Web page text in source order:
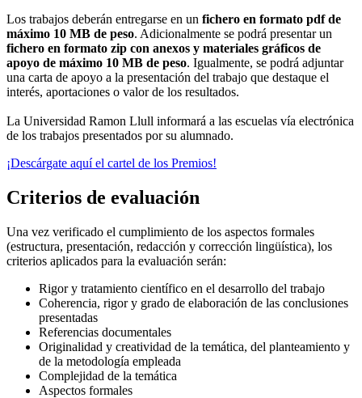
Los trabajos deberán entregarse en un fichero en formato pdf de
máximo 10 MB de peso. Adicionalmente se podrá presentar un
fichero en formato zip con anexos y materiales gráficos de
apoyo de máximo 10 MB de peso. Igualmente, se podrá adjuntar
una carta de apoyo a la presentación del trabajo que destaque el
interés, aportaciones o valor de los resultados.
La Universidad Ramon Llull informará a las escuelas vía electrónica
de los trabajos presentados por su alumnado.
¡Descárgate aquí el cartel de los Premios!
Criterios de evaluación
Una vez verificado el cumplimiento de los aspectos formales
(estructura, presentación, redacción y corrección lingüística), los
criterios aplicados para la evaluación serán:
Rigor y tratamiento científico en el desarrollo del trabajo
Coherencia, rigor y grado de elaboración de las conclusiones
presentadas
Referencias documentales
Originalidad y creatividad de la temática, del planteamiento y
de la metodología empleada
Complejidad de la temática
Aspectos formales